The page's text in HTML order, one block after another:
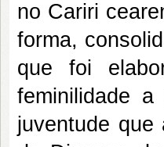
no Cariri
forma,
que foi
feminilidade
juventude que